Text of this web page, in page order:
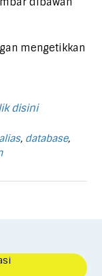
mengetikkan
disini
alias, database,